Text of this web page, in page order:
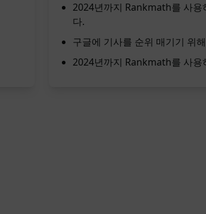
2024년까지 Rankmath를 사용
다.
구글에 기사를 순위 매기기 위
2024년까지 Rankmath를 사용